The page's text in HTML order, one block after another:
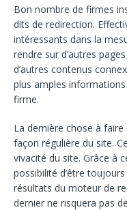
Bon nombre de firmes
dits de redirection.
intéressants dans la
rendre sur d’autres
d’autres contenus
plus amples
firme.
La dernière chose à faire
façon régulière du site.
vivacité du site. Grâce à
possibilité d’être
résultats du moteur de
dernier ne risquera pas